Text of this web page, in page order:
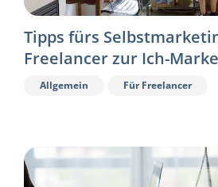
Tipps fürs
Freelancer zur Ich-Marke
Allgemein Für Freelancer